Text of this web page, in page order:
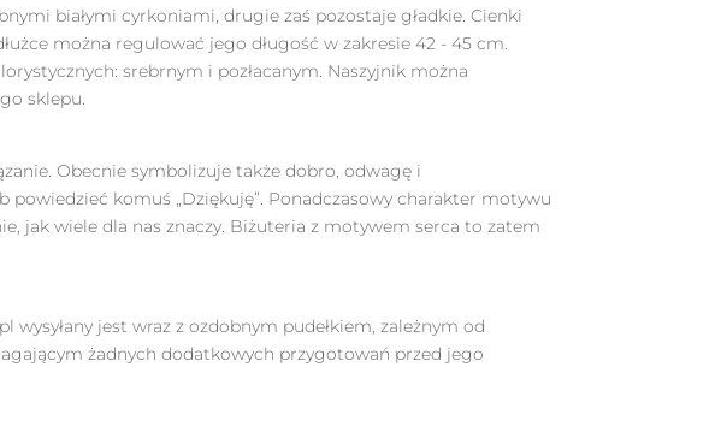
białymi cyrkoniami, drugie zaś pozostaje gładkie. Cienki
można regulować jego długość w zakresie 42 - 45 cm.
srebrnym i pozłacanym. Naszyjnik można
sklepu.
Obecnie symbolizuje także dobro, odwagę i
komuś „Dziękuję”. Ponadczasowy charakter motywu
jak wiele dla nas znaczy. Biżuteria z motywem serca to zatem
wysyłany jest wraz z ozdobnym pudełkiem, zależnym od
żadnych dodatkowych przygotowań przed jego